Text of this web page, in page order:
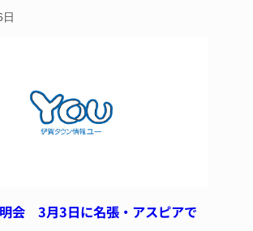
会 3月3日に名張・アスピアで